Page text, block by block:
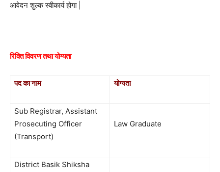
आवेदन शुल्क स्वीकार्य होगा |
रिक्ति विवरण तथा योग्यता
पद का नाम योग्यता
Sub Registrar, Assistant
Prosecuting Officer
(Transport)
Law Graduate
District Basik Shiksha